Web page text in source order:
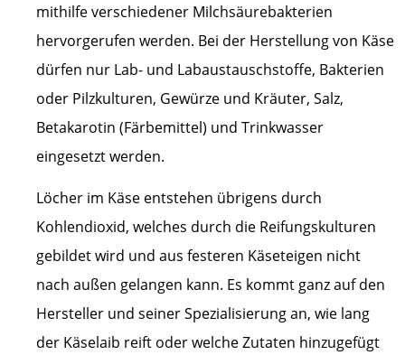
mithilfe verschiedener Milchsäurebakterien
hervorgerufen werden. Bei der Herstellung von Käse
dürfen nur Lab- und Labaustauschstoffe, Bakterien
oder Pilzkulturen, Gewürze und Kräuter, Salz,
Betakarotin (Färbemittel) und Trinkwasser
eingesetzt werden.
Löcher im Käse entstehen übrigens durch
Kohlendioxid, welches durch die Reifungskulturen
gebildet wird und aus festeren Käseteigen nicht
nach außen gelangen kann. Es kommt ganz auf den
Hersteller und seiner Spezialisierung an, wie lang
der Käselaib reift oder welche Zutaten hinzugefügt